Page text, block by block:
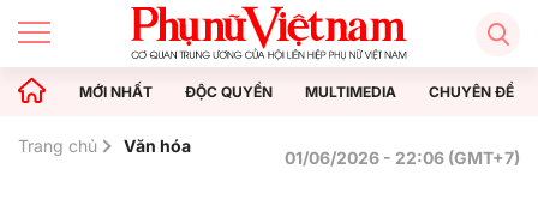
MỚI NHẤT ĐỘC QUYỀN MULTIMEDIA CHUYÊN ĐỀ
Trang chủ Văn hóa
01/06/2026 - 22:06 (GMT+7)